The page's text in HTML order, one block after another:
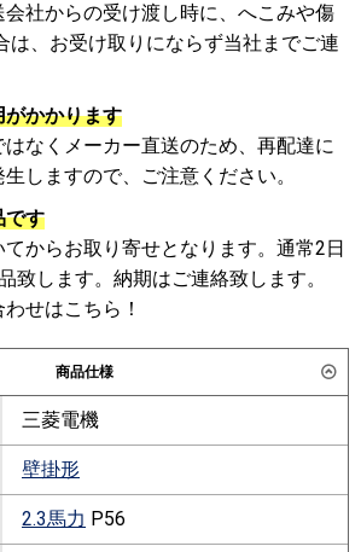
社からの受け渡し時に、へこみや傷
は、お受け取りにならず当社までご連
かかります
なくメーカー直送のため、再配達に
しますので、ご注意ください。
です
からお取り寄せとなります。通常2日
致します。納期はご連絡致します。
せはこちら！
商品仕様
三菱電機
壁掛形
2.3馬力 P56